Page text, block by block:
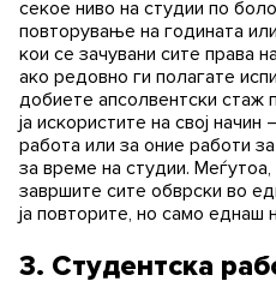
секое ниво на студии по
повторување на годината
кои се зачувани сите права
ако редовно ги полагате
добиете апсолвентски стаж
ја искористите на свој
работа или за оние работи
за време на студии.
завршите сите обврски во
ја повторите, но само еднаш
3. Студентска